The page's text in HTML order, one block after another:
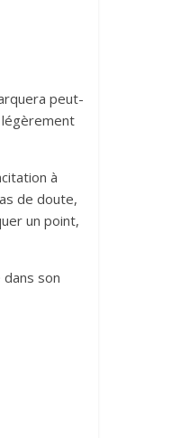
peut-
légèrement
à
de doute,
un point,
son